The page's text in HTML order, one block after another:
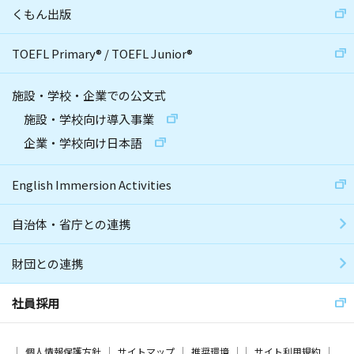
くもん出版
TOEFL Primary® /TOEFL Junior®
施設・学校・企業での公文式
施設・学校向け導入事業
企業・学校向け日本語
English Immersion Activities
自治体・省庁との連携
財団との連携
社員採用
個人情報保護方針 サイトマップ 推奨環境 サイト利用規約